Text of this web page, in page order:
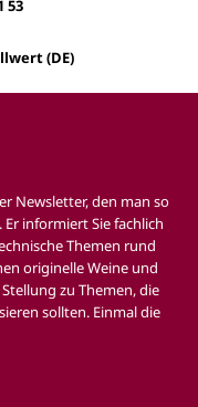
53
(DE)
Newsletter, den man so
informiert Sie fachlich
Themen rund
originelle Weine und
zu Themen, die
sollten. Einmal die